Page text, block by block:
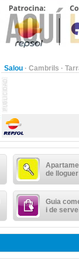
Salou · Cambrils ·
de lloguer
Guia
i de